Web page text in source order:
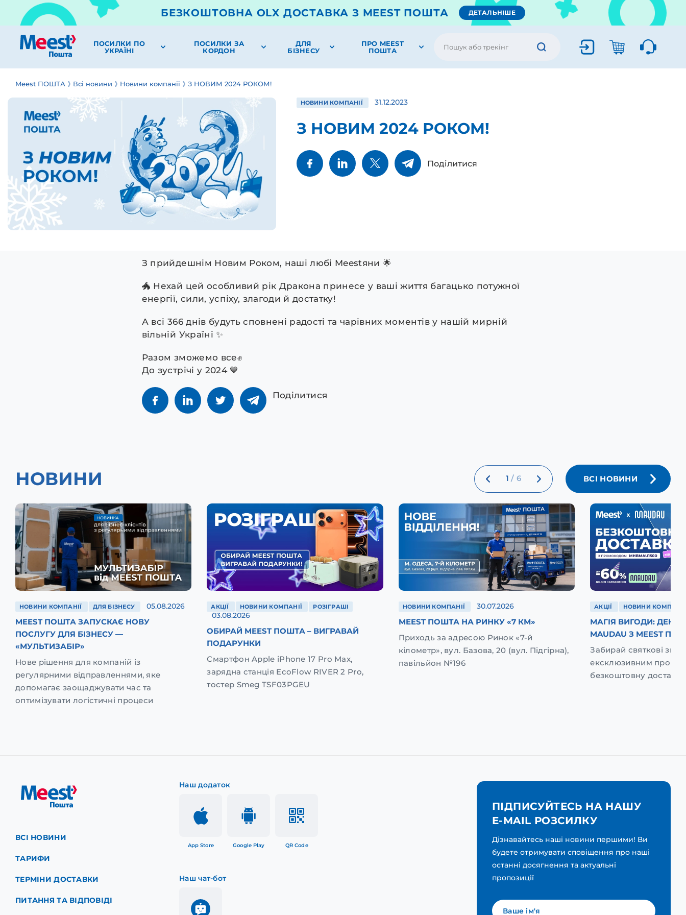
БЕЗКОШТОВНА OLX ДОСТАВКА З MEEST ПОШТА ДЕТАЛЬНІШЕ
ПОСИЛКИ ПО
УКРАЇНІ
ПОСИЛКИ ЗА
КОРДОН
ДЛЯ
БІЗНЕСУ
ПРО MEEST
ПОШТА
Meest ПОШТА Всі новини Новини компанії З НОВИМ 2024 РОКОМ!
НОВИНИ КОМПАНІЇ 31.12.2023
З НОВИМ 2024 РОКОМ!
Поділитися
З прийдешнім Новим Роком, наші любі Meestяни 🌟
🐲 Нехай цей особливий рік Дракона принесе у ваші життя багацько потужної
енергії, сили, успіху, злагоди й достатку!
А всі 366 днів будуть сповнені радості та чарівних моментів у нашій мирній
вільній Україні ✨
Разом зможемо все✊
До зустрічі у 2024 💙
Поділитися
НОВИНИ 1 / 6 ВСІ НОВИНИ
НОВИНИ КОМПАНІЇ ДЛЯ БІЗНЕСУ 05.08.2026
MEEST ПОШТА ЗАПУСКАЄ НОВУ
ПОСЛУГУ ДЛЯ БІЗНЕСУ —
«МУЛЬТИЗАБІР»
Нове рішення для компаній із
регулярними відправленнями, яке
допомагає заощаджувати час та
оптимізувати логістичні процеси
АКЦІЇ НОВИНИ КОМПАНІЇ РОЗІГРАШІ
03.08.2026
ОБИРАЙ MEEST ПОШТА – ВИГРАВАЙ
ПОДАРУНКИ
Смартфон Apple iPhone 17 Pro Max,
зарядна станція EcoFlow RIVER 2 Pro,
тостер Smeg TSF03PGEU
НОВИНИ КОМПАНІЇ 30.07.2026
MEEST ПОШТА НА РИНКУ «7 КМ»
Приходь за адресою Ринок «7-й
кілометр», вул. Базова, 20 (вул. Підгірна),
павільйон №196
АКЦІЇ НОВИНИ КОМПАНІЇ
МАГІЯ ВИГОДИ:
MAUDAU З MEEST
Забирай святкові
ексклюзивним
безкоштовну доставку
ВСІ НОВИНИ
ТАРИФИ
ТЕРМІНИ ДОСТАВКИ
ПИТАННЯ ТА ВІДПОВІДІ
Наш додаток
App Store Google Play QR Code
Наш чат-бот
ПІДПИСУЙТЕСЬ НА НАШУ
E-MAIL РОЗСИЛКУ
Дізнавайтесь наші новини першими! Ви
будете отримувати сповіщення про наші
останні досягнення та актуальні
пропозиції